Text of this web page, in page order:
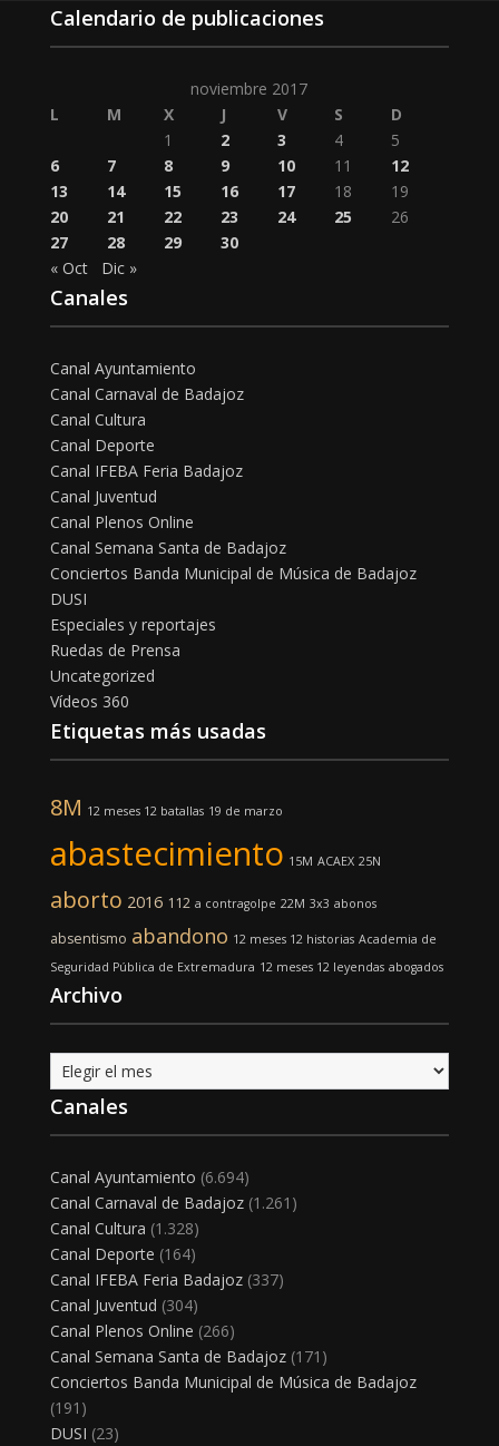
Calendario de publicaciones
noviembre 2017
L
M X J V S
D
1
2 3 4
5
6
7 8 9 10 11
12
13
14 15 16 17 18
19
20
21 22 23 24 25
26
27
28 29
30
« Oct
Dic »
Canales
Canal Ayuntamiento
Canal Carnaval de Badajoz
Canal Cultura
Canal Deporte
Canal IFEBA Feria Badajoz
Canal Juventud
Canal Plenos Online
Canal Semana Santa de Badajoz
Conciertos Banda Municipal de Música de Badajoz
DUSI
Especiales y reportajes
Ruedas de Prensa
Uncategorized
Vídeos 360
Etiquetas más usadas
8M 12 meses 12 batallas 19 de marzo
abastecimiento 15M ACAEX 25N
aborto 2016 112 a contragolpe 22M 3x3 abonos
absentismo abandono 12 meses 12 historias Academia de
Seguridad Pública de Extremadura 12 meses 12 leyendas abogados
Archivo
Archivo
Canales
Canal Ayuntamiento (6.694)
Canal Carnaval de Badajoz(1.261)
Canal Cultura (1.328)
Canal Deporte (164)
Canal IFEBA Feria Badajoz(337)
Canal Juventud (304)
Canal Plenos Online (266)
Canal Semana Santa de Badajoz(171)
Conciertos Banda Municipal de Música de Badajoz
(191)
DUSI (23)